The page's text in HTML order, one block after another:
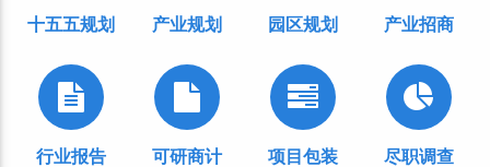
十五五规划 产业规划 园区规划 产业招商
行业报告 可研商计 项目包装 尽职调查